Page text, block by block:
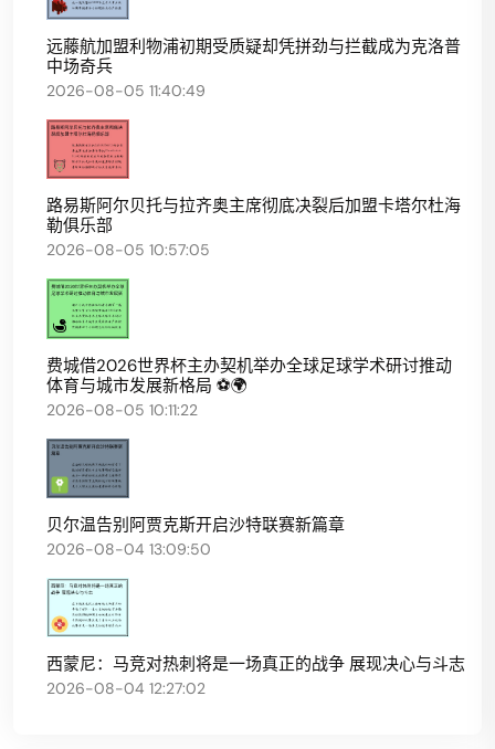
远藤航加盟利物浦初期受质疑却凭拼劲与拦截成为克洛普
中场奇兵
2026-08-05 11:40:49
路易斯阿尔贝托与拉齐奥主席彻底决裂后加盟卡塔尔杜海
勒俱乐部
2026-08-05 10:57:05
费城借2026世界杯主办契机举办全球足球学术研讨推动
体育与城市发展新格局 ⚽🌍
2026-08-05 10:11:22
贝尔温告别阿贾克斯开启沙特联赛新篇章
2026-08-04 13:09:50
西蒙尼：马竞对热刺将是一场真正的战争 展现决心与斗志
2026-08-04 12:27:02